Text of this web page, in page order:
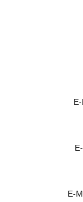
E-
E-